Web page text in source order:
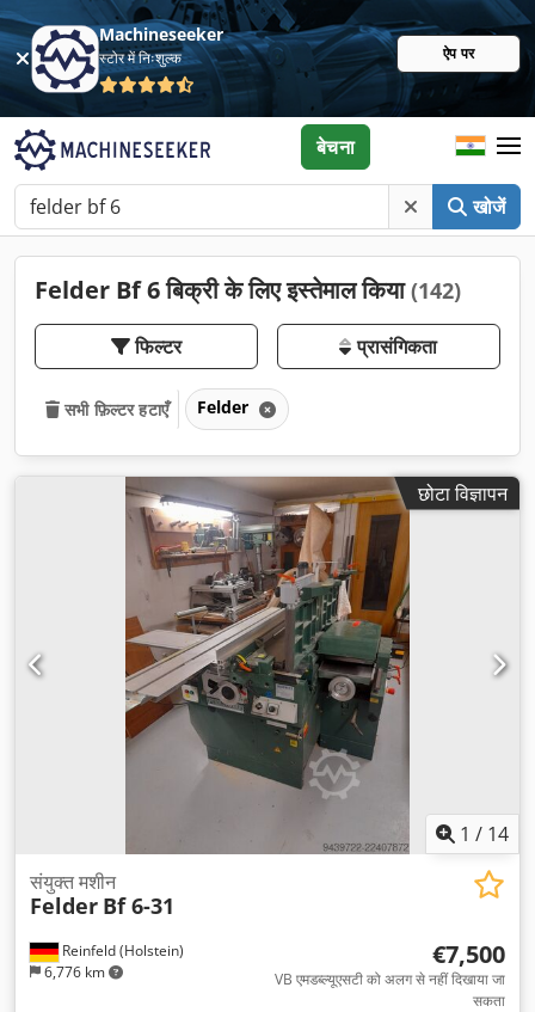
Machineseeker
स्टोर में निःशुल्क ऐप पर
खोजें
बेचना
Felder Bf 6 बिक्री के लिए इस्तेमाल किया(142)
फिल्टर प्रासंगिकता
सभी फ़िल्टर हटाएँ Felder
छोटा विज्ञापन
1 / 14
Reinfeld (Holstein)
6,776 km
संयुक्त मशीन
Felder Bf 6-31
€7,500
VB एमडब्ल्यूएसटी को अलग से नहीं दिखाया जा
सकता